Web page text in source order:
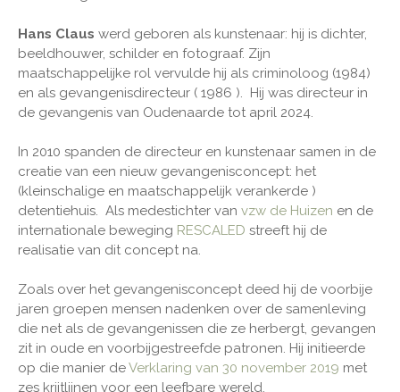
Hans Claus werd geboren als kunstenaar: hij is dichter,
beeldhouwer, schilder en fotograaf. Zijn
maatschappelijke rol vervulde hij als criminoloog (1984)
en als gevangenisdirecteur ( 1986 ). Hij was directeur in
de gevangenis van Oudenaarde tot april 2024.
In 2010 spanden de directeur en kunstenaar samen in de
creatie van een nieuw gevangenisconcept: het
(kleinschalige en maatschappelijk verankerde )
detentiehuis. Als medestichter van vzw de Huizen en de
internationale beweging RESCALED streeft hij de
realisatie van dit concept na.
Zoals over het gevangenisconcept deed hij de voorbije
jaren groepen mensen nadenken over de samenleving
die net als de gevangenissen die ze herbergt, gevangen
zit in oude en voorbijgestreefde patronen. Hij initieerde
op die manier deVerklaring van 30 november 2019 met
zes krijtlijnen voor een leefbare wereld.